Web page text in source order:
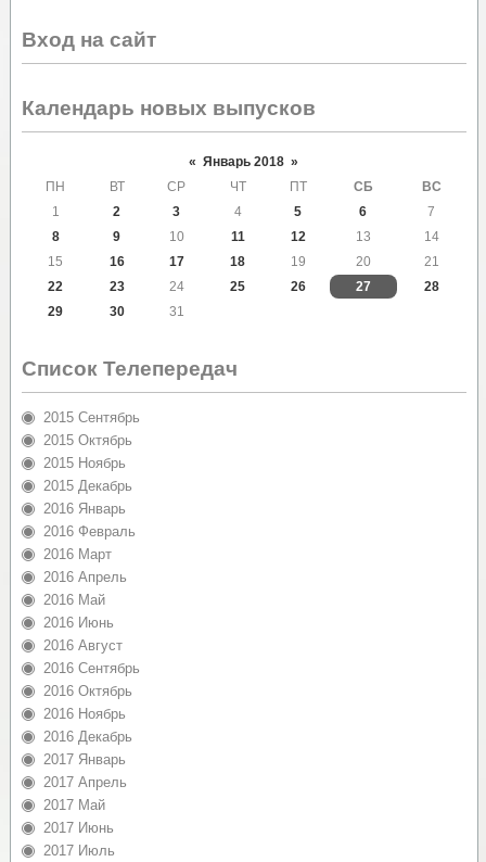
Вход на сайт
Календарь новых выпусков
« Январь 2018 »
ПН
ВТ СР ЧТ ПТ СБ
ВС
1
2 3 4 5 6
7
8
9 10 11 12 13
14
15
16 17 18 19 20
21
22
23 24 25 26 27
28
29
30 31
Список Телепередач
2015 Сентябрь
2015 Октябрь
2015 Ноябрь
2015 Декабрь
2016 Январь
2016 Февраль
2016 Март
2016 Апрель
2016 Май
2016 Июнь
2016 Август
2016 Сентябрь
2016 Октябрь
2016 Ноябрь
2016 Декабрь
2017 Январь
2017 Апрель
2017 Май
2017 Июнь
2017 Июль